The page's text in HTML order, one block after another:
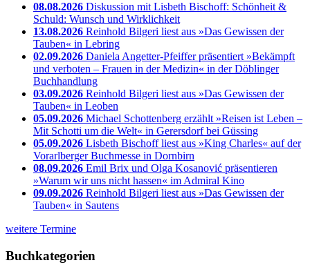
08.08.2026 Diskussion mit Lisbeth Bischoff: Schönheit &
Schuld: Wunsch und Wirklichkeit
13.08.2026 Reinhold Bilgeri liest aus »Das Gewissen der
Tauben« in Lebring
02.09.2026 Daniela Angetter-Pfeiffer präsentiert »Bekämpft
und verboten – Frauen in der Medizin« in der Döblinger
Buchhandlung
03.09.2026 Reinhold Bilgeri liest aus »Das Gewissen der
Tauben« in Leoben
05.09.2026 Michael Schottenberg erzählt »Reisen ist Leben –
Mit Schotti um die Welt« in Gerersdorf bei Güssing
05.09.2026 Lisbeth Bischoff liest aus »King Charles« auf der
Vorarlberger Buchmesse in Dornbirn
08.09.2026 Emil Brix und Olga Kosanović präsentieren
»Warum wir uns nicht hassen« im Admiral Kino
09.09.2026 Reinhold Bilgeri liest aus »Das Gewissen der
Tauben« in Sautens
weitere Termine
Buchkategorien